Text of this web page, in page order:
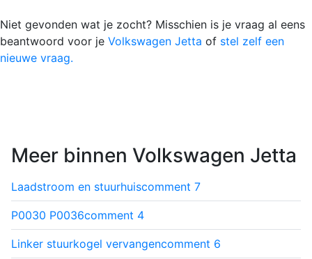
Niet gevonden wat je zocht? Misschien is je vraag al eens
beantwoord voor je Volkswagen Jetta of stel zelf een
nieuwe vraag.
Meer binnen Volkswagen Jetta
Laadstroom en stuurhuiscomment 7
P0030 P0036comment 4
Linker stuurkogel vervangencomment 6